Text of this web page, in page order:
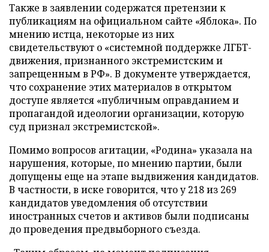
Также в заявлении содержатся претензии к
публикациям на официальном сайте «Яблока». По
мнению истца, некоторые из них
свидетельствуют о «системной поддержке ЛГБТ-
движения, признанного экстремистским и
запрещенным в РФ». В документе утверждается,
что сохранение этих материалов в открытом
доступе является «публичным оправданием и
пропагандой идеологии организации, которую
суд признал экстремистской».
Помимо вопросов агитации, «Родина» указала на
нарушения, которые, по мнению партии, были
допущены еще на этапе выдвижения кандидатов.
В частности, в иске говорится, что у 218 из 269
кандидатов уведомления об отсутствии
иностранных счетов и активов были подписаны
до проведения предвыборного съезда.